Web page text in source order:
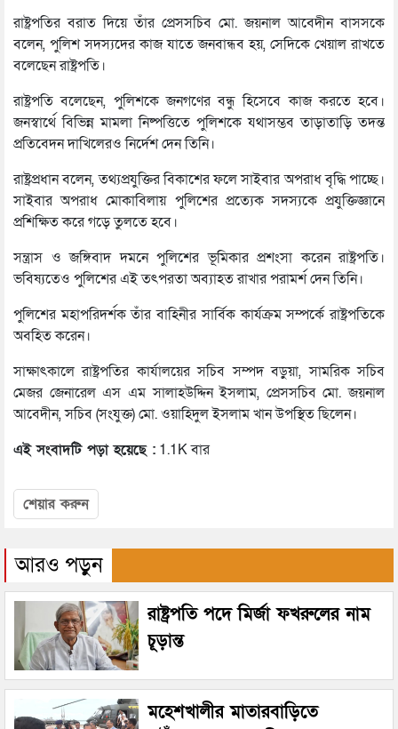
রাষ্ট্রপতির বরাত দিয়ে তাঁর প্রেসসচিব মো. জয়নাল আবেদীন বাসসকে
বলেন, পুলিশ সদস্যদের কাজ যাতে জনবান্ধব হয়, সেদিকে খেয়াল রাখতে
বলেছেন রাষ্ট্রপতি।
রাষ্ট্রপতি বলেছেন, পুলিশকে জনগণের বন্ধু হিসেবে কাজ করতে হবে।
জনস্বার্থে বিভিন্ন মামলা নিষ্পত্তিতে পুলিশকে যথাসম্ভব তাড়াতাড়ি তদন্ত
প্রতিবেদন দাখিলেরও নির্দেশ দেন তিনি।
রাষ্ট্রপ্রধান বলেন, তথ্যপ্রযুক্তির বিকাশের ফলে সাইবার অপরাধ বৃদ্ধি পাচ্ছে।
সাইবার অপরাধ মোকাবিলায় পুলিশের প্রত্যেক সদস্যকে প্রযুক্তিজ্ঞানে
প্রশিক্ষিত করে গড়ে তুলতে হবে।
সন্ত্রাস ও জঙ্গিবাদ দমনে পুলিশের ভূমিকার প্রশংসা করেন রাষ্ট্রপতি।
ভবিষ্যতেও পুলিশের এই তৎপরতা অব্যাহত রাখার পরামর্শ দেন তিনি।
পুলিশের মহাপরিদর্শক তাঁর বাহিনীর সার্বিক কার্যক্রম সম্পর্কে রাষ্ট্রপতিকে
অবহিত করেন।
সাক্ষাৎকালে রাষ্ট্রপতির কার্যালয়ের সচিব সম্পদ বড়ুয়া, সামরিক সচিব
মেজর জেনারেল এস এম সালাহউদ্দিন ইসলাম, প্রেসসচিব মো. জয়নাল
আবেদীন, সচিব (সংযুক্ত) মো. ওয়াহিদুল ইসলাম খান উপস্থিত ছিলেন।
এই সংবাদটি পড়া হয়েছে : 1.1K বার
শেয়ার করুন
আরও পড়ুন
রাষ্ট্রপতি পদে মির্জা ফখরুলের নাম
চূড়ান্ত
মহেশখালীর মাতারবাড়িতে